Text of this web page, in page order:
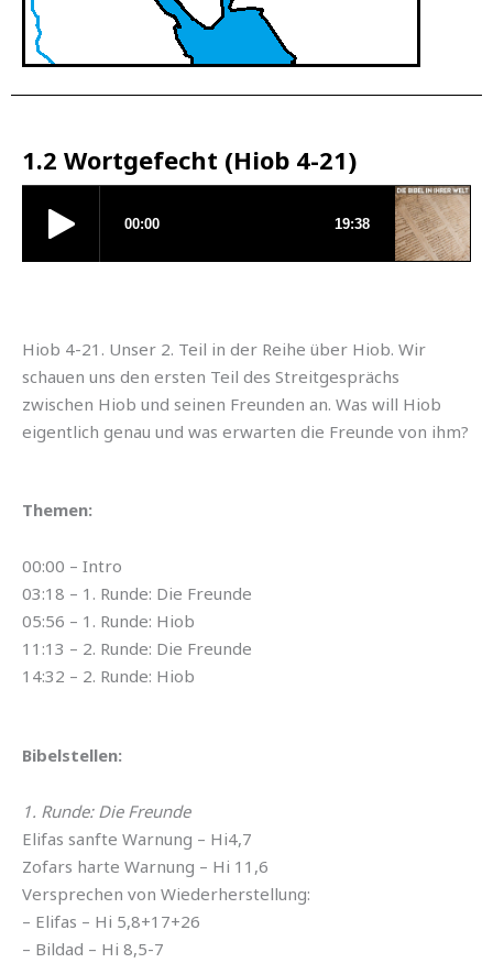
1.2 Wortgefecht (Hiob 4-21)
Hiob 4-21. Unser 2. Teil in der Reihe über Hiob. Wir
schauen uns den ersten Teil des Streitgesprächs
zwischen Hiob und seinen Freunden an. Was will Hiob
eigentlich genau und was erwarten die Freunde von ihm?
Themen:
00:00 – Intro
03:18 – 1. Runde: Die Freunde
05:56 – 1. Runde: Hiob
11:13 – 2. Runde: Die Freunde
14:32 – 2. Runde: Hiob
Bibelstellen:
1. Runde: Die Freunde
Elifas sanfte Warnung – Hi4,7
Zofars harte Warnung – Hi 11,6
Versprechen von Wiederherstellung:
– Elifas – Hi 5,8+17+26
– Bildad – Hi 8,5-7